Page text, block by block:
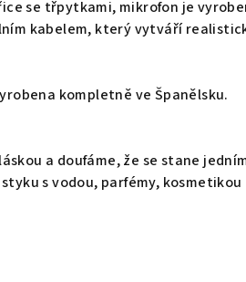
se třpytkami, mikrofon je
kabelem, který vytváří
kompletně ve Španělsku.
a doufáme, že se stane
s vodou, parfémy, kosmetikou